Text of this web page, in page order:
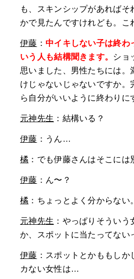
も、スキンシップがあれば
かで見たんですけれども。こ
伊藤 ： 中イキしない子は終わ
いう人も結構聞きます。 ショ
思いました、男性たちには
けじゃないじゃないですか
ら自分がいいように終わりに
元神先生 ：結構いる？
伊藤 ：うん…
橘 ：でも伊藤さんはそこに
伊藤 ：ん〜？
橘 ：ちょっとよく分からない。
元神先生 ：やっぱりそうい
か、スポットに当たってない
伊藤 ：スポットとかももし
カない女性は…